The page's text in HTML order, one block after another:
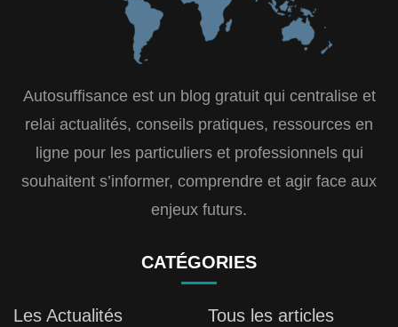
Autosuffisance est un blog gratuit qui centralise et
relai actualités, conseils pratiques, ressources en
ligne pour les particuliers et professionnels qui
souhaitent s’informer, comprendre et agir face aux
enjeux futurs.
CATÉGORIES
Les Actualités
Tous les articles